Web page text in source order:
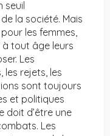
seuil
la société. Mais
les femmes,
à tout âge leurs
Les
les rejets, les
sont toujours
et politiques
doit d’être une
Les